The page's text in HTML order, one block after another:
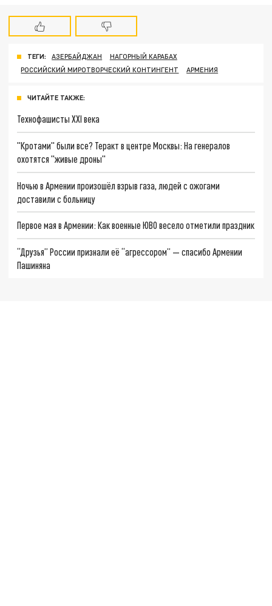
ТЕГИ: АЗЕРБАЙДЖАН
НАГОРНЫЙ КАРАБАХ
РОССИЙСКИЙ МИРОТВОРЧЕСКИЙ КОНТИНГЕНТ
АРМЕНИЯ
ЧИТАЙТЕ ТАКЖЕ:
Технофашисты XXI века
"Кротами" были все? Теракт в центре Москвы: На генералов
охотятся "живые дроны"
Ночью в Армении произошёл взрыв газа, людей с ожогами
доставили с больницу
Первое мая в Армении: Как военные ЮВО весело отметили праздник
“Друзья” России признали её “агрессором” — спасибо Армении
Пашиняна